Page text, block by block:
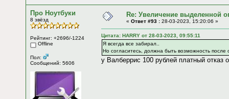
Про Ноутбуки
8 звёзд
Рейтинг: +2696/-1224
Offline
Пол:
Сообщений: 5606
Re: Увеличение выделенной
« Ответ #93 : 28-03-2023, 15:20:06 »
Цитата: HARRY от 28-03-2023, 09:55:11
Я всегда все забирал..
Но согласитесь, должна быть возможность после
у Валберрис 100 рублей платный отказ